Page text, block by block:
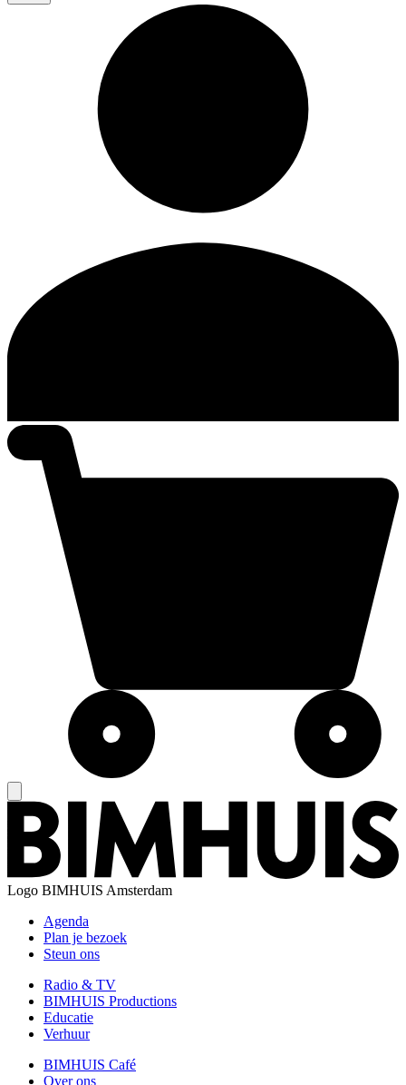
Logo BIMHUIS Amsterdam
Agenda
Plan je bezoek
Steun ons
Radio & TV
BIMHUIS Productions
Educatie
Verhuur
BIMHUIS Café
Over ons